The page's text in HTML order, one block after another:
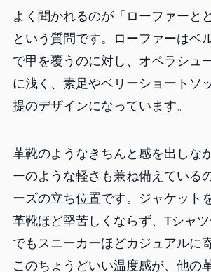
よく聞かれるのが「ローファーと
という質問です。ローファーはベ
で甲を覆うのに対し、オペラシュ
に浅く、素足やベリーショートソ
提のデザインになっています。
革靴のようなきちんと感を出しな
ーのような軽さも兼ね備えている
ーズの立ち位置です。ジャケット
革靴ほど堅苦しくならず、Tシャ
でもスニーカーほどカジュアルに
このちょうどいい温度感が、他の